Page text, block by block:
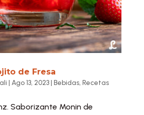
de Fresa
| Ago 13, 2023| Bebidas, Recetas
Saborizante Monin de